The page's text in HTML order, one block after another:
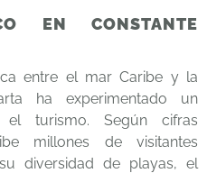
EN CONSTANTE
entre el mar Caribe y la
ha experimentado un
el turismo. Según cifras
millones de visitantes
diversidad de playas, el